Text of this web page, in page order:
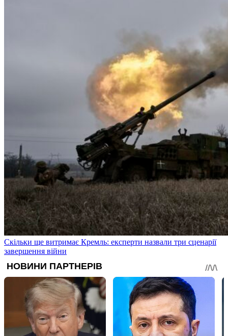
Скільки ще витримає Кремль: експерти назвали три сценарії
завершення війни